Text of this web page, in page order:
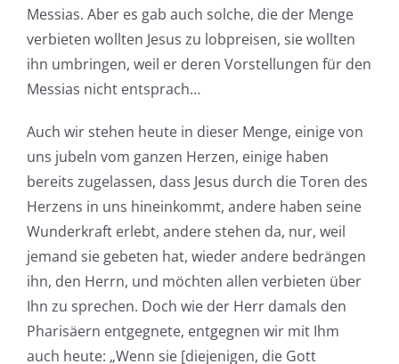
Messias. Aber es gab auch solche, die der Menge
verbieten wollten Jesus zu lobpreisen, sie wollten
ihn umbringen, weil er deren Vorstellungen für den
Messias nicht entsprach…
Auch wir stehen heute in dieser Menge, einige von
uns jubeln vom ganzen Herzen, einige haben
bereits zugelassen, dass Jesus durch die Toren des
Herzens in uns hineinkommt, andere haben seine
Wunderkraft erlebt, andere stehen da, nur, weil
jemand sie gebeten hat, wieder andere bedrängen
ihn, den Herrn, und möchten allen verbieten über
Ihn zu sprechen. Doch wie der Herr damals den
Pharisäern entgegnete, entgegnen wir mit Ihm
auch heute: „Wenn sie [diejenigen, die Gott